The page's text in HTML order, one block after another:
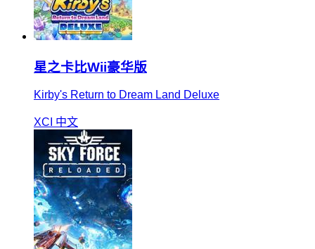
星之卡比Wii豪华版
Kirby's Return to Dream Land Deluxe
XCI 中文